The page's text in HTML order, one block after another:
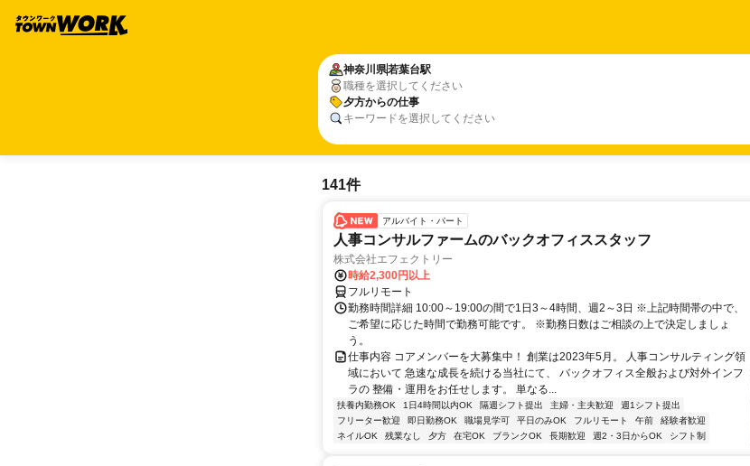
神奈川県若葉台駅
職種を選択してください
夕方からの仕事
キーワードを選択してください
141件
アルバイト・パート
人事コンサルファームのバックオフィススタッフ
株式会社エフェクトリー
時給2,300円以上
フルリモート
勤務時間詳細 10:00～19:00の間で1日3～4時間、週2～3日 ※上記時間帯の中で、
ご希望に応じた時間で勤務可能です。 ※勤務日数はご相談の上で決定しましょ
う。
仕事内容 コアメンバーを大募集中！ 創業は2023年5月。 人事コンサルティング領
域において 急速な成長を続ける当社にて、 バックオフィス全般および対外インフ
ラの 整備・運用をお任せします。 単なる...
扶養内勤務OK 1日4時間以内OK 隔週シフト提出 主婦・主夫歓迎
週1シフト提出
フリーター歓迎
即日勤務OK 職場見学可 平日のみOK フルリモート 午前
経験者歓迎
ネイルOK
残業なし 夕方 在宅OK ブランクOK 長期歓迎 週2・3日からOK シフト制